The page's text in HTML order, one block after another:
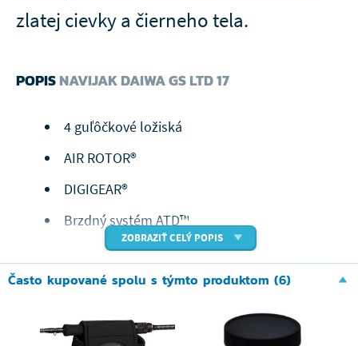
zlatej cievky a čierneho tela.
POPISNAVIJAK DAIWA GS LTD 17
4 guľôčkové ložiská
AIR ROTOR®
DIGIGEAR®
Brzdný systém ATD™
Anti-reverzný systém Infinite®
Krížové navíjanie vlasca Cross Wrap®
ZOBRAZIŤ CELÝ POPIS
Často kupované spolu s týmto produktom (6)